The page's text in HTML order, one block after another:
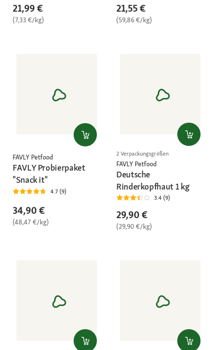
21,99 €
(7,33 €/kg)
21,55 €
(59,86 €/kg)
FAVLY Petfood
FAVLY Probierpaket
"Snack it"
4.7 (9)
34,90 €
(48,47 €/kg)
2 Verpackungsgrößen
FAVLY Petfood
Deutsche
Rinderkopfhaut 1 kg
3.4 (9)
29,90 €
(29,90 €/kg)